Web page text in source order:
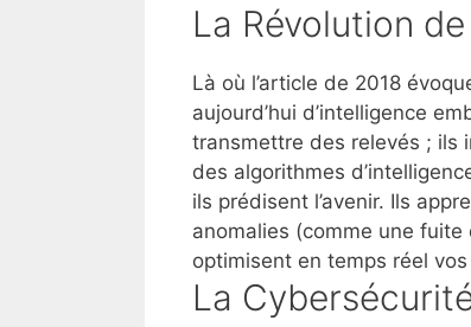
La Révolution
Là où l’article de 2018
aujourd’hui d’intelligence
transmettre des relevés ; ils
des algorithmes
ils prédisent l’avenir. Ils
anomalies (comme une fuite
optimisent en temps réel
La